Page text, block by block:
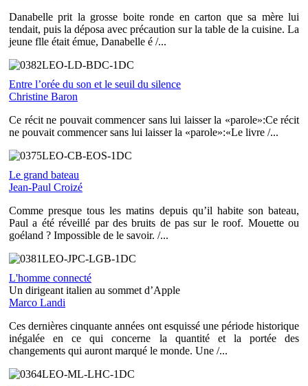
Danabelle prit la grosse boite ronde en carton que sa mère lui
tendait, puis la déposa avec précaution sur la table de la cuisine. La
jeune flle était émue, Danabelle é /...
Entre l’orée du son et le seuil du silence
Christine Baron
Ce récit ne pouvait commencer sans lui laisser la «parole»:Ce récit
ne pouvait commencer sans lui laisser la «parole»:«Le livre /...
Le grand bateau
Jean-Paul Croizé
Comme presque tous les matins depuis qu’il habite son bateau,
Paul a été réveillé par des bruits de pas sur le roof. Mouette ou
goéland ? Impossible de le savoir. /...
L'homme connecté
Un dirigeant italien au sommet d’Apple
Marco Landi
Ces dernières cinquante années ont esquissé une période historique
inégalée en ce qui concerne la quantité et la portée des
changements qui auront marqué le monde. Une /...